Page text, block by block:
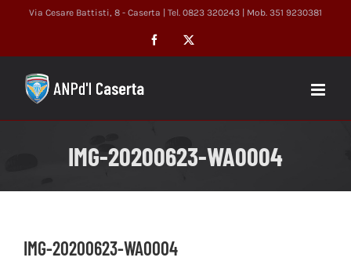
Via Cesare Battisti, 8 - Caserta | Tel. 0823 320243 | Mob. 351 9230381
Facebook
IMG-20200623-WA0004
IMG-20200623-WA0004